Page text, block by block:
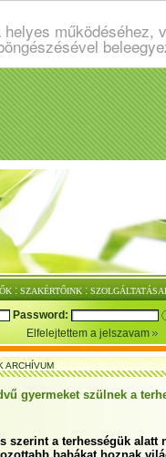
: SZAKÉRTŐINK :
Password:
Elfelejtettem a jelszavam
ARCHÍVUM
gyermeket szülnek a
szerint a terhességük alatt